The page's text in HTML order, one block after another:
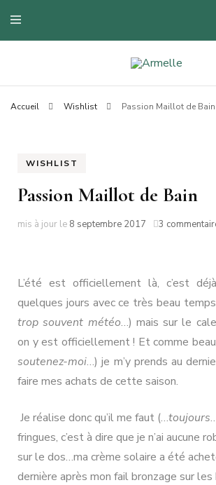
Armelle
Blog mode à Nantes, lifestyle, beauté et bons plans.
Accueil Wishlist Passion Maillot de Bain
WISHLIST
Passion Maillot de Bain
mis à jour le 8 septembre 2017 3
L’été est officiellement là, c’est
quelques jours avec ce très beau
trop souvent météo…) mais sur le
on y est officiellement ! Et comme
soutenez-moi…) je m’y prends au
faire mes achats de cette saison.
Je réalise donc qu’il me faut (…toujours
fringues, c’est à dire que je n’ai aucune
sur le dos…ma crème solaire a été
dernière après mon fail bronzage sur les